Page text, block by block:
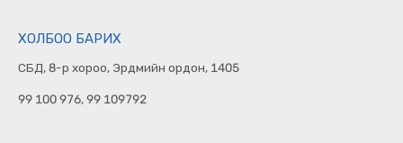
ХОЛБОО БАРИХ
СБД, 8-р хороо, Эрдмийн ордон, 1405
99 100 976, 99 109792